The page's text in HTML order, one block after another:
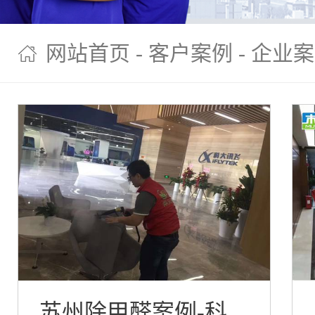
网站首页 - 客户案例 - 企业